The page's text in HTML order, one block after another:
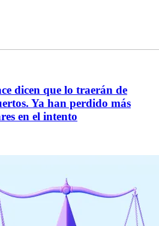
dicen que lo traerán de
Ya han perdido más
en el intento